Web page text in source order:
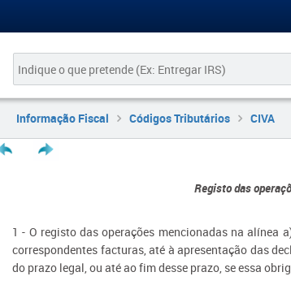
Informação Fiscal Códigos Tributários CIVA
Registo das
1 - O registo das operações mencionadas na alínea
correspondentes facturas, até à apresentação das
do prazo legal, ou até ao fim desse prazo, se essa